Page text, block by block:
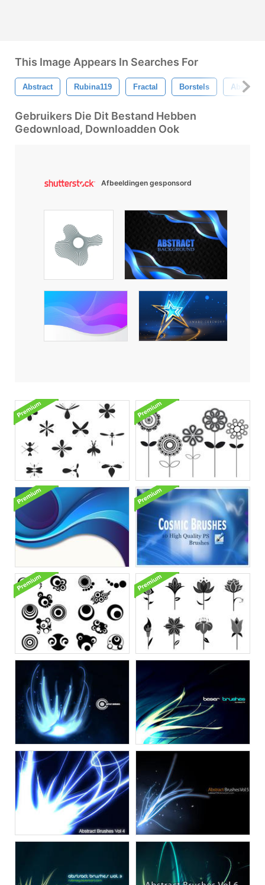
This Image Appears In Searches For
Abstract Rubina119 Fractal Borstels
Gebruikers Die Dit Bestand Hebben
Gedownload, Downloadden Ook
Afbeeldingen gesponsord